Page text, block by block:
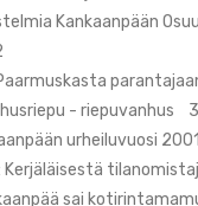
Kankaanpään
- riepuvanhus
urheiluvuosi
Kerjäläisestä
sai